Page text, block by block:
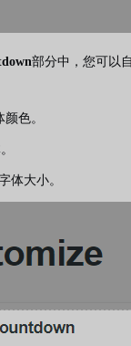
部分中，您可以
颜色。
体大小。